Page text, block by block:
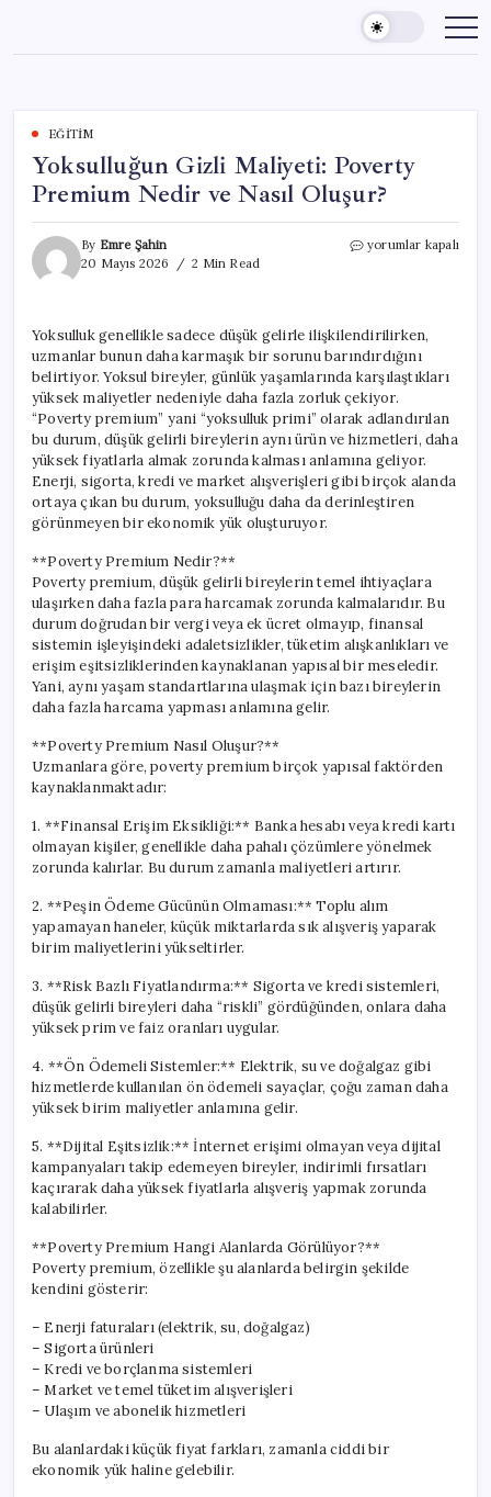
content
EĞITIM
Yoksulluğun Gizli Maliyeti: Poverty
Premium Nedir ve Nasıl Oluşur?
By Emre Şahin
20 Mayıs 2026
2 Min Read
Yoksulluğun
Nedir
ve
Nasıl
Oluşur?
için
yorumlar kapalı
Yoksulluk genellikle sadece düşük gelirle ilişkilendirilirken,
uzmanlar bunun daha karmaşık bir sorunu barındırdığını
belirtiyor. Yoksul bireyler, günlük yaşamlarında karşılaştıkları
yüksek maliyetler nedeniyle daha fazla zorluk çekiyor.
“Poverty premium” yani “yoksulluk primi” olarak adlandırılan
bu durum, düşük gelirli bireylerin aynı ürün ve hizmetleri, daha
yüksek fiyatlarla almak zorunda kalması anlamına geliyor.
Enerji, sigorta, kredi ve market alışverişleri gibi birçok alanda
ortaya çıkan bu durum, yoksulluğu daha da derinleştiren
görünmeyen bir ekonomik yük oluşturuyor.
**Poverty Premium Nedir?**
Poverty premium, düşük gelirli bireylerin temel ihtiyaçlara
ulaşırken daha fazla para harcamak zorunda kalmalarıdır. Bu
durum doğrudan bir vergi veya ek ücret olmayıp, finansal
sistemin işleyişindeki adaletsizlikler, tüketim alışkanlıkları ve
erişim eşitsizliklerinden kaynaklanan yapısal bir meseledir.
Yani, aynı yaşam standartlarına ulaşmak için bazı bireylerin
daha fazla harcama yapması anlamına gelir.
**Poverty Premium Nasıl Oluşur?**
Uzmanlara göre, poverty premium birçok yapısal faktörden
kaynaklanmaktadır:
1. **Finansal Erişim Eksikliği:** Banka hesabı veya kredi kartı
olmayan kişiler, genellikle daha pahalı çözümlere yönelmek
zorunda kalırlar. Bu durum zamanla maliyetleri artırır.
2. **Peşin Ödeme Gücünün Olmaması:** Toplu alım
yapamayan haneler, küçük miktarlarda sık alışveriş yaparak
birim maliyetlerini yükseltirler.
3. **Risk Bazlı Fiyatlandırma:** Sigorta ve kredi sistemleri,
düşük gelirli bireyleri daha “riskli” gördüğünden, onlara daha
yüksek prim ve faiz oranları uygular.
4. **Ön Ödemeli Sistemler:** Elektrik, su ve doğalgaz gibi
hizmetlerde kullanılan ön ödemeli sayaçlar, çoğu zaman daha
yüksek birim maliyetler anlamına gelir.
5. **Dijital Eşitsizlik:** İnternet erişimi olmayan veya dijital
kampanyaları takip edemeyen bireyler, indirimli fırsatları
kaçırarak daha yüksek fiyatlarla alışveriş yapmak zorunda
kalabilirler.
**Poverty Premium Hangi Alanlarda Görülüyor?**
Poverty premium, özellikle şu alanlarda belirgin şekilde
kendini gösterir:
– Enerji faturaları (elektrik, su, doğalgaz)
– Sigorta ürünleri
– Kredi ve borçlanma sistemleri
– Market ve temel tüketim alışverişleri
– Ulaşım ve abonelik hizmetleri
Bu alanlardaki küçük fiyat farkları, zamanla ciddi bir
ekonomik yük haline gelebilir.